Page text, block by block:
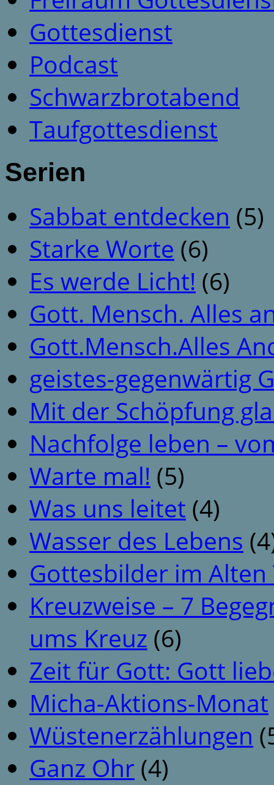
Gottesdienst
Podcast
Schwarzbrotabend
Taufgottesdienst
Serien
Sabbat entdecken (5)
Starke Worte (6)
Es werde Licht! (6)
Gott. Mensch. Alles
Gott.Mensch.Alles
geistes-gegenwärtig
Mit der Schöpfung
Nachfolge leben –
Warte mal! (5)
Was uns leitet (4)
Wasser des Lebens
Gottesbilder im
Kreuzweise – 7
ums Kreuz (6)
Zeit für Gott: Gott
Micha-Aktions-Monat
Wüstenerzählungen
Ganz Ohr (4)